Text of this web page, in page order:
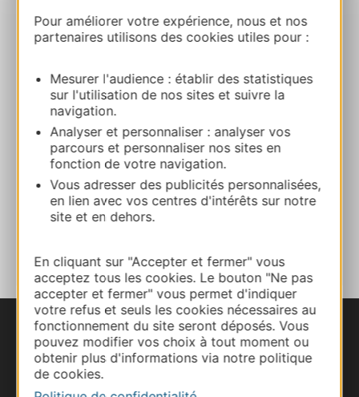
Pour améliorer votre expérience, nous et nos
partenaires utilisons des cookies utiles pour :
Mesurer l'audience : établir des statistiques
sur l'utilisation de nos sites et suivre la
navigation.
Analyser et personnaliser : analyser vos
parcours et personnaliser nos sites en
fonction de votre navigation.
Vous adresser des publicités personnalisées,
en lien avec vos centres d'intérêts sur notre
site et en dehors.
En cliquant sur "Accepter et fermer" vous
acceptez tous les cookies. Le bouton "Ne pas
accepter et fermer" vous permet d'indiquer
votre refus et seuls les cookies nécessaires au
fonctionnement du site seront déposés. Vous
pouvez modifier vos choix à tout moment ou
obtenir plus d'informations via notre politique
de cookies.
Calculez votre itinéraire
05 61 65 20 93
E-mail
Site internet
Nous contacter
Carte interactive